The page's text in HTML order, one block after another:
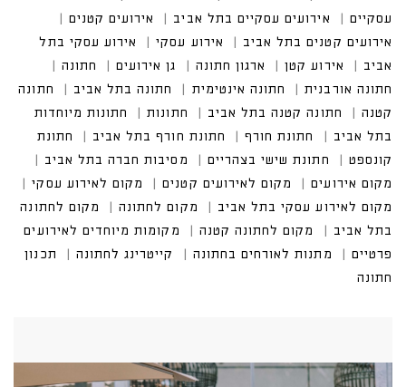
עסקיים
אירועים עסקיים בתל אביב
אירועים קטנים
אירועים קטנים בתל אביב
אירוע עסקי
אירוע עסקי בתל
אביב
אירוע קטן ארגון חתונה גן אירועים
חתונה
חתונה אורבנית
חתונה אינטימית חתונה בתל אביב
חתונה
קטנה
חתונה קטנה בתל אביב חתונות
חתונות מיוחדות
בתל אביב
חתונת חורף חתונת חורף בתל אביב
חתונת
קונספט
חתונת שישי בצהריים
מסיבות חברה בתל אביב
מקום אירועים
מקום לאירועים קטנים
מקום לאירוע עסקי
מקום לאירוע עסקי בתל אביב
מקום לחתונה
מקום לחתונה
בתל אביב
מקום לחתונה קטנה
מקומות מיוחדים לאירועים
פרטיים
מתנות לאורחים בחתונה קייטרינג לחתונה
תכנון
חתונה